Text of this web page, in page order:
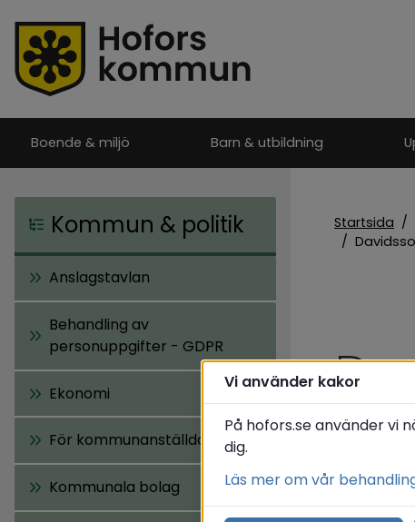
Boende & miljö Barn & utbildning
Kommun & politik
Anslagstavlan
Behandling av
personuppgifter - GDPR
Ekonomi
För kommunanställda
Kommunala bolag
Startsida /
/
Vi använder kakor
På hofors.se använder vi
dig.
Läs mer om vår